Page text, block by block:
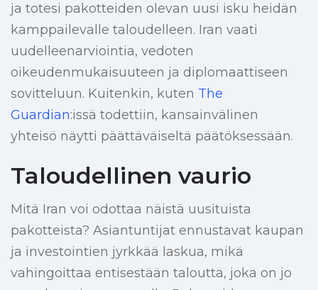
ja totesi pakotteiden olevan uusi isku heidän
kamppailevalle taloudelleen. Iran vaati
uudelleenarviointia, vedoten
oikeudenmukaisuuteen ja diplomaattiseen
sovitteluun. Kuitenkin, kuten The
Guardian:issä todettiin, kansainvälinen
yhteisö näytti päättäväiseltä päätöksessään.
Taloudellinen vaurio
Mitä Iran voi odottaa näistä uusituista
pakotteista? Asiantuntijat ennustavat kaupan
ja investointien jyrkkää laskua, mikä
vahingoittaa entisestään taloutta, joka on jo